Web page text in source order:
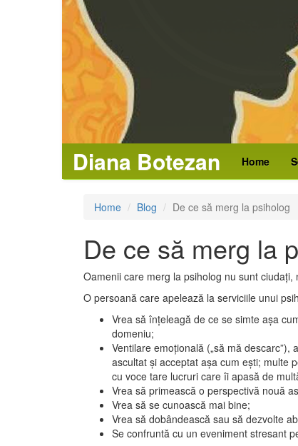
Comunicare asertivă
Diana Botezan Home
Home Blog De ce să merg la psiholog
De ce să merg la
Oamenii care merg la psiholog nu sunt ciudați,
O persoană care apelează la serviciile unui
Vrea să înțeleagă de ce se simte așa
domeniu;
Ventilare emoțională („să mă
ascultat și acceptat așa cum ești; multe
cu voce tare lucruri care îi apasă de
Vrea să primească o perspectivă nouă
Vrea să se cunoască mai bine;
Vrea să dobândească sau să dezvolte
Se confruntă cu un eveniment stresant